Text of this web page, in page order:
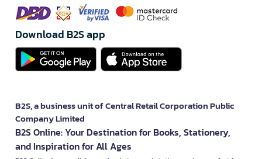
Download B2S app
B2S, a business unit of Central Retail Corporation Public
Company Limited
B2S Online: Your Destination for Books, Stationery,
and Inspiration for All Ages